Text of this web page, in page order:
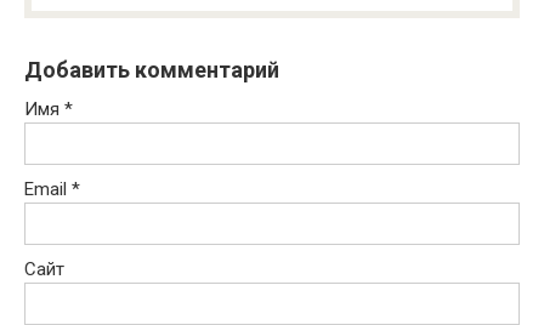
Добавить комментарий
Имя *
Email *
Сайт